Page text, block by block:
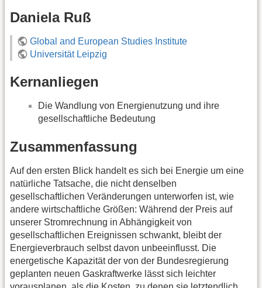
Daniela Ruß
Global and European Studies Institute
Universität Leipzig
Kernanliegen
Die Wandlung von Energienutzung und ihre
gesellschaftliche Bedeutung
Zusammenfassung
Auf den ersten Blick handelt es sich bei Energie um eine
natürliche Tatsache, die nicht denselben
gesellschaftlichen Veränderungen unterworfen ist, wie
andere wirtschaftliche Größen: Während der Preis auf
unserer Stromrechnung in Abhängigkeit von
gesellschaftlichen Ereignissen schwankt, bleibt der
Energieverbrauch selbst davon unbeeinflusst. Die
energetische Kapazität der von der Bundesregierung
geplanten neuen Gaskraftwerke lässt sich leichter